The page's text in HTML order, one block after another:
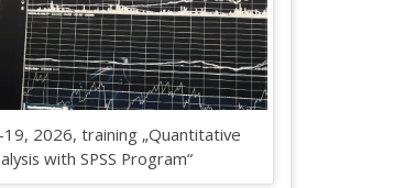
19, 2026, training „Quantitative
with SPSS Program“